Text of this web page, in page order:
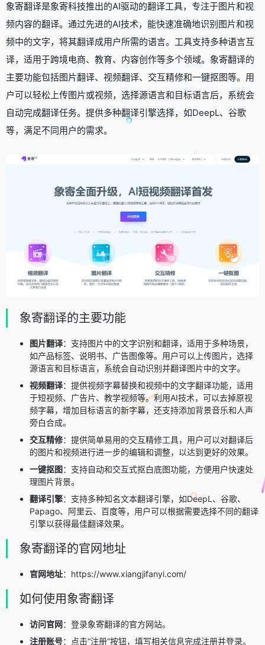
象寄翻译是象寄科技推出的AI驱动的翻译工具，专注于图片和视
频内容的翻译。通过先进的AI技术，能快速准确地识别图片和视
频中的文字，将其翻译成用户所需的语言。工具支持多种语言互
译，适用于跨境电商、教育、内容创作等多个领域。象寄翻译的
主要功能包括图片翻译、视频翻译、交互精修和一键抠图等。用
户可以轻松上传图片或视频，选择源语言和目标语言后，系统会
自动完成翻译任务。提供多种翻译引擎选择，如DeepL、谷歌
等，满足不同用户的需求。
象寄翻译的主要功能
图片翻译：支持图片中的文字识别和翻译，适用于多种场景，
如产品标签、说明书、广告图像等。用户可以上传图片，选择
源语言和目标语言，系统会自动识别并翻译图片中的文字。
视频翻译：提供视频字幕替换和视频中的文字翻译功能，适用
于短视频、广告片、教学视频等。利用AI技术，可以去掉原视
频字幕，增加目标语言的新字幕，还支持添加背景音乐和人声
旁白合成。
交互精修：提供简单易用的交互精修工具，用户可以对翻译后
的图片和视频进行进一步的编辑和调整，以达到更好的效果。
一键抠图：支持自动和交互式抠白底图功能，方便用户快速处
理图片背景。
翻译引擎：支持多种知名文本翻译引擎，如DeepL、谷歌、
Papago、阿里云、百度等，用户可以根据需要选择不同的翻译
引擎以获得最佳翻译效果。
象寄翻译的官网地址
官网地址：https://www.xiangjifanyi.com/
如何使用象寄翻译
访问官网：登录象寄翻译的官方网站。
注册账号：点击“注册”按钮，填写相关信息完成注册并登录。